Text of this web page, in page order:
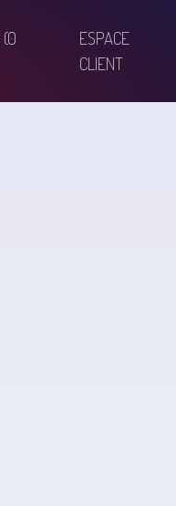
(0
ESPACE
CLIENT